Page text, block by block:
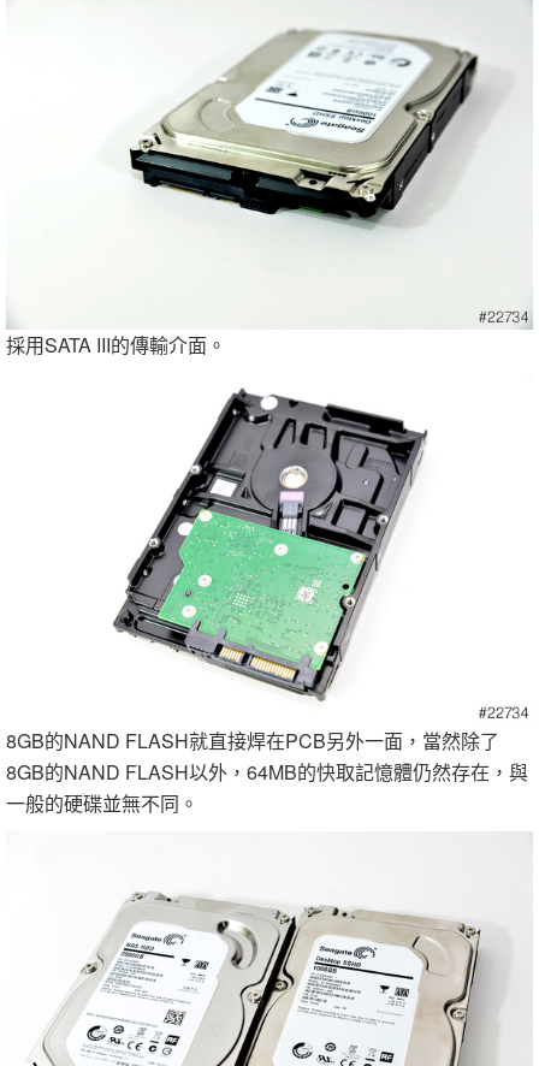
採用SATA III的傳輸介面。
8GB的NAND FLASH就直接焊在PCB另外一面，當然除了
8GB的NAND FLASH以外，64MB的快取記憶體仍然存在，與
一般的硬碟並無不同。